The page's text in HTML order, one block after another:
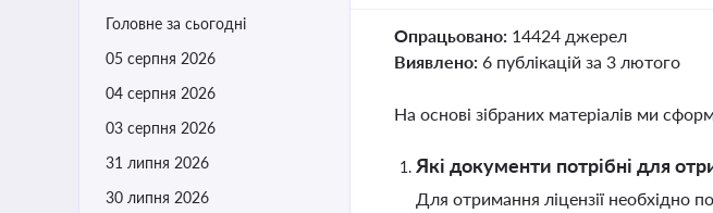
Головне за сьогодні
05 серпня 2026
04 серпня 2026
03 серпня 2026
31 липня 2026
30 липня 2026
Опрацьовано: 14424 джерел
Виявлено: 6 публікацій за 3 лютого
На основі зібраних матеріалів ми
Які документи потрібні для
Для отримання ліцензії необхідно